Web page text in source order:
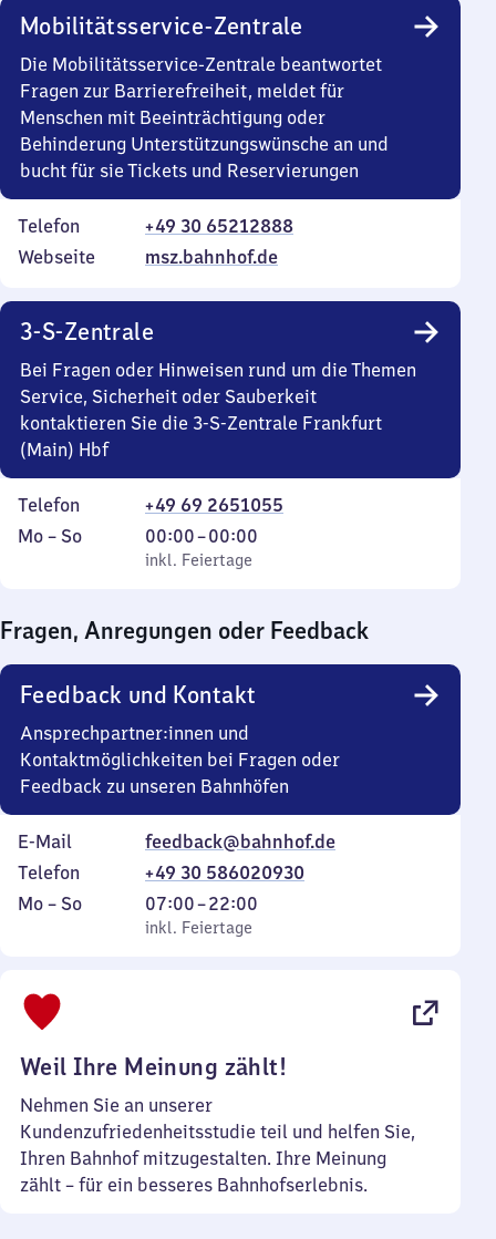
Mobilitätsservice-Zentrale
Die Mobilitätsservice-Zentrale beantwortet
Fragen zur Barrierefreiheit, meldet für
Menschen mit Beeinträchtigung oder
Behinderung Unterstützungswünsche an und
bucht für sie Tickets und Reservierungen
Telefon
+49 30 65212888
Webseite
msz.bahnhof.de
3-S-Zentrale
Bei Fragen oder Hinweisen rund um die Themen
Service, Sicherheit oder Sauberkeit
kontaktieren Sie die 3-S-Zentrale Frankfurt
(Main) Hbf
Telefon
+49 69 2651055
Montag
Mo – So,
inkl. Feiertage
00:00–00:00
Von
0
0
Uhr
inkl. Feiertage
Fragen, Anregungen oder Feedback
Feedback und Kontakt
Ansprechpartner:innen und
Kontaktmöglichkeiten bei Fragen oder
Feedback zu unseren Bahnhöfen
E-Mail
feedback@bahnhof.de
Telefon
+49 30 586020930
Montag
Mo – So,
inkl. Feiertage
07:00–22:00
Von
7
inkl. Feiertage
Weil Ihre Meinung zählt!
Nehmen Sie an unserer
Kundenzufriedenheitsstudie teil und helfen Sie,
Ihren Bahnhof mitzugestalten. Ihre Meinung
zählt – für ein besseres Bahnhofserlebnis.